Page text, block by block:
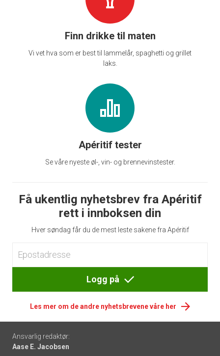
Finn drikke til maten
Vi vet hva som er best til lammelår, spaghetti og grillet
laks.
Apéritif tester
Se våre nyeste øl-, vin- og brennevinstester.
Få ukentlig nyhetsbrev fra Apéritif
rett i innboksen din
Hver søndag får du de mest leste sakene fra Apéritif
Logg på
Les mer om de andre nyhetsbrevene våre her
Footer
-
Ansvarlig redaktør:
Aase E. Jacobsen